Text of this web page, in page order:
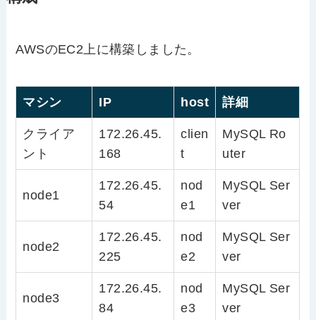
AWSのEC2上に構築しました。
マシン IP host 詳細
クライア
ント
172.26.45.
168
clien
t
MySQL Ro
uter
node1
172.26.45.
54
nod
e1
MySQL Ser
ver
node2
172.26.45.
225
nod
e2
MySQL Ser
ver
node3
172.26.45.
84
nod
e3
MySQL Ser
ver